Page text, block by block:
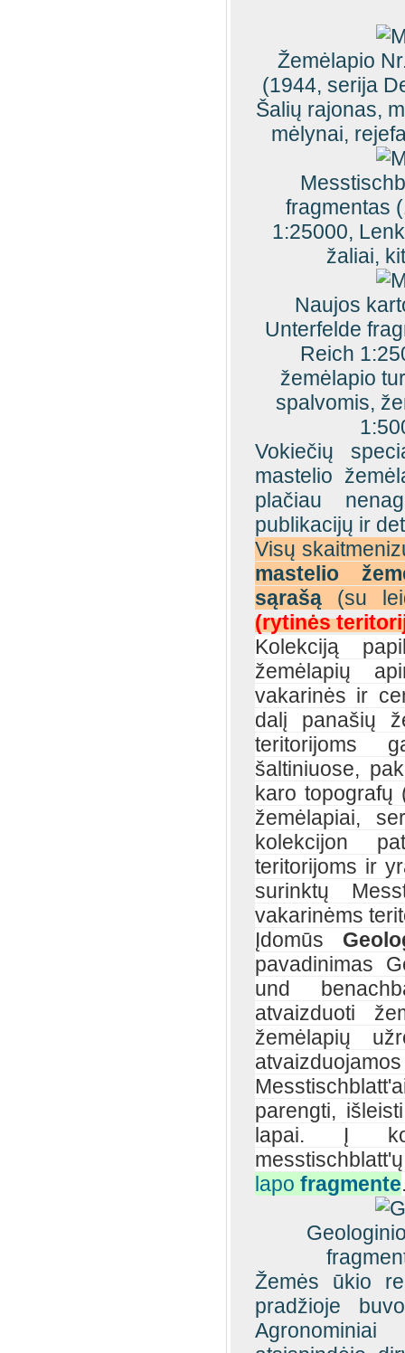
Žemėlapio
(1944, serija
Šalių rajonas,
mėlynai,
fragmentas
1:25000,
žaliai,
Naujos
Unterfelde
Reich
žemėlapio
spalvomis,
Vokiečių
mastelio
plačiau
publikacijų ir
Visų
mastelio
sąrašą (su
(rytinės
Kolekciją
žemėlapių
vakarinės ir
dalį panašių
teritorijoms
šaltiniuose,
karo topografų
žemėlapiai,
kolekcijon
teritorijoms ir
surinktų
vakarinėms
Įdomūs
pavadinimas
und
atvaizduoti
žemėlapių
parengti,
lapai. Į
lapo fragmente
Žemės ūkio
pradžioje